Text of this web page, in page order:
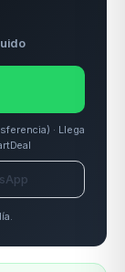
· Llega